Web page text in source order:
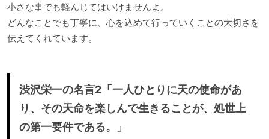
小さな事でも軽んじてはいけませんよ。
どんなことでも丁寧に、心を込めて行っていくことの大切さを
伝えてくれています。
渋沢栄一の名言2「一人ひとりに天の使命があ
り、その天命を楽しんで生きることが、処世上
の第一要件である。」